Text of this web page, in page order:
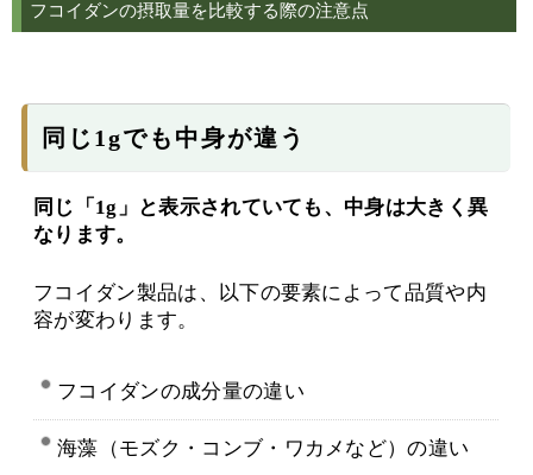
フコイダンの摂取量を比較する際の注意点
同じ1gでも中身が違う
同じ「1g」と表示されていても、中身は大きく異
なります。
フコイダン製品は、以下の要素によって品質や内
容が変わります。
フコイダンの成分量の違い
海藻（モズク・コンブ・ワカメなど）の違い